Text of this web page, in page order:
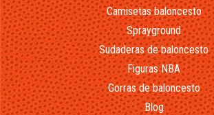
Camisetas baloncesto
Sprayground
Sudaderas de baloncesto
Figuras NBA
Gorras de baloncesto
Blog